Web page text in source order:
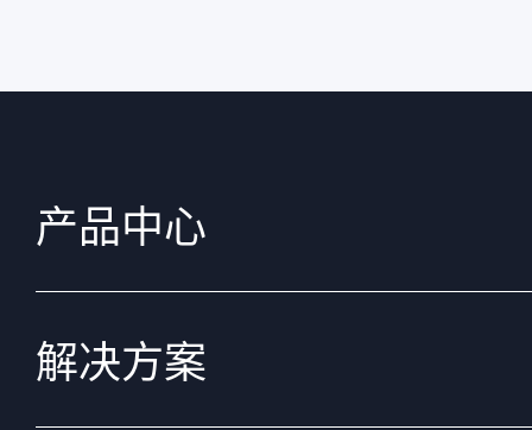
产品中心
解决方案